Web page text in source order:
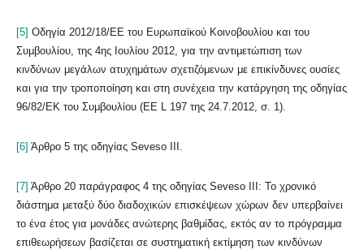
[5] Οδηγία 2012/18/EE του Ευρωπαϊκού Κοινοβουλίου και του
Συμβουλίου, της 4ης Ιουλίου 2012, για την αντιμετώπιση των
κινδύνων μεγάλων ατυχημάτων σχετιζόμενων με επικίνδυνες ουσίες
και για την τροποποίηση και στη συνέχεια την κατάργηση της οδηγίας
96/82/ΕΚ του Συμβουλίου (ΕΕ L 197 της 24.7.2012, σ. 1).
[6] Άρθρο 5 της οδηγίας Seveso III.
[7] Άρθρο 20 παράγραφος 4 της οδηγίας Seveso III: Το χρονικό
διάστημα μεταξύ δύο διαδοχικών επισκέψεων χώρων δεν υπερβαίνει
το ένα έτος για μονάδες ανώτερης βαθμίδας, εκτός αν το πρόγραμμα
επιθεωρήσεων βασίζεται σε συστηματική εκτίμηση των κινδύνων